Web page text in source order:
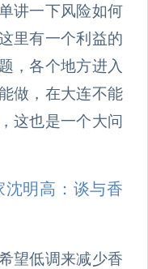
讲一下风险如何
里有一个利益的
，各个地方进入
做，在大连不能
这也是一个大问
明高：谈与香
望低调来减少香